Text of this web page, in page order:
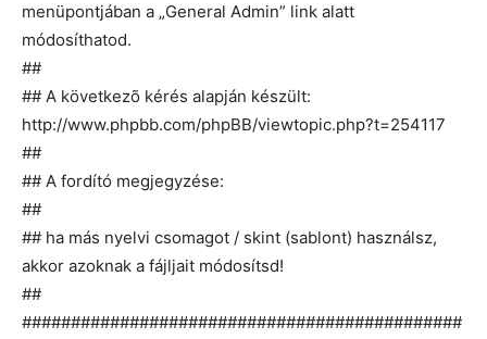
menüpontjában a „General Admin” link alatt
módosíthatod.
##
## A következõ kérés alapján készült:
http://www.phpbb.com/phpBB/viewtopic.php?t=254117
##
## A fordító megjegyzése:
##
## ha más nyelvi csomagot / skint (sablont) használsz,
akkor azoknak a fájljait módosítsd!
##
#############################################